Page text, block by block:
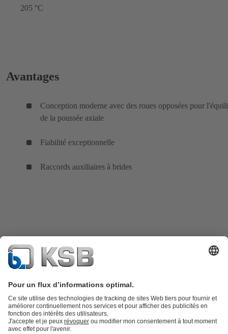
205 °C
Avantages
Conception moderne avec des roues opposées pour
de la poussée axiale
Fiabilité exceptionnelle
Raccords auxiliaires à brides